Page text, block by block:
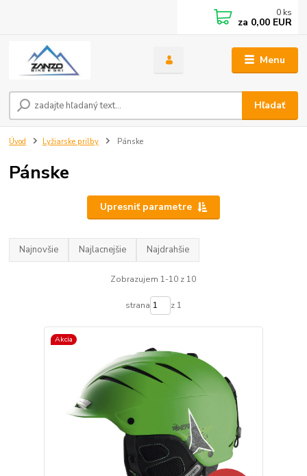
Menu
Hľadať
0 ks
za 0,00 EUR
Úvod Lyžiarske prilby Pánske
Pánske
Upresniť parametre
Najnovšie Najlacnejšie Najdrahšie
Zobrazujem 1-10 z 10
strana z 1
Akcia